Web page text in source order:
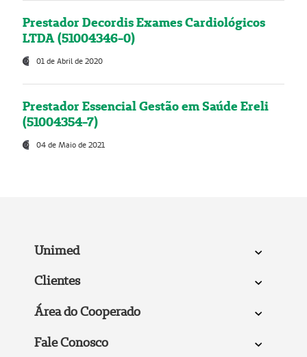
Prestador Decordis Exames Cardiológicos
LTDA (51004346-0)
01 de Abril de 2020
Prestador Essencial Gestão em Saúde Ereli
(51004354-7)
04 de Maio de 2021
Unimed
Clientes
Área do Cooperado
Fale Conosco